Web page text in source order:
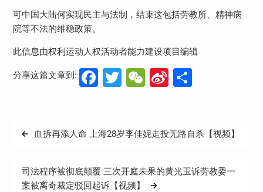
可中国大陆何实现民主与法制，结束这包括劳教所、精神病
院等不法的维稳政策。
此信息由权利运动人权活动者能力建设项目编辑
分享这篇文章到: Facebook
Twitter
WeChat
Sina分
文
导
航
血拆再添人命 上海28岁李佳妮走投无路自杀【视频】
司法程序被彻底颠覆 三次开庭未果的黄光玉诉劳教委一
案被离奇裁定驳回起诉【视频】